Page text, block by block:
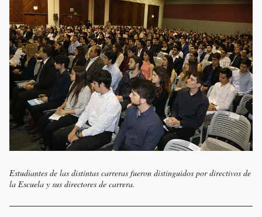
Estudiantes de las distintas carreras fueron distinguidos por directivos de
la Escuela y sus directores de carrera.